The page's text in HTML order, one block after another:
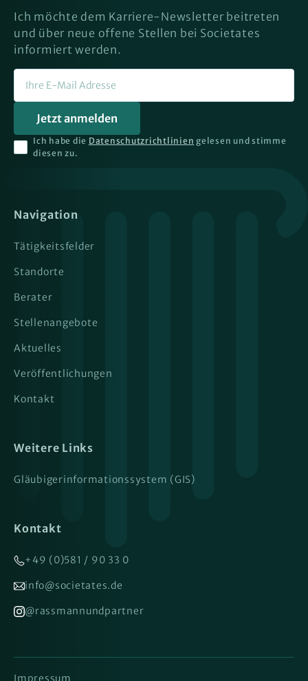
Ich möchte dem Karriere-Newsletter beitreten
und über neue offene Stellen bei Societates
informiert werden.
Ich habe die Datenschutzrichtlinien gelesen und stimme
diesen zu.
Navigation
Tätigkeitsfelder
Standorte
Berater
Stellenangebote
Aktuelles
Veröffentlichungen
Kontakt
Weitere Links
Gläubigerinformationssystem (GIS)
Kontakt
+49 (0)581 / 90 33 0
info@societates.de
@rassmannundpartner
Impressum